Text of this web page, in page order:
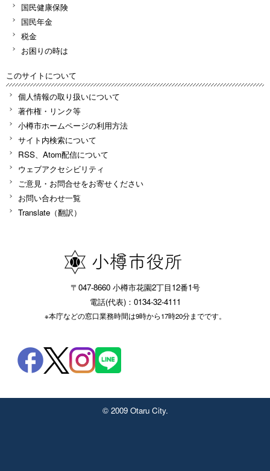
国民健康保険
国民年金
税金
お困りの時は
このサイトについて
個人情報の取り扱いについて
著作権・リンク等
小樽市ホームページの利用方法
サイト内検索について
RSS、Atom配信について
ウェブアクセシビリティ
ご意見・お問合せをお寄せください
お問い合わせ一覧
Translate（翻訳）
〒047-8660 小樽市花園2丁目12番1号
電話(代表)：0134-32-4111
※本庁などの窓口業務時間は9時から17時20分までです。
© 2009 Otaru City.